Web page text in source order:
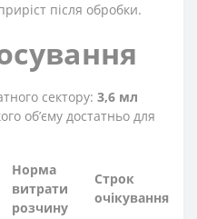
після обробки.
сектору: 3,6 мл
об’єму достатньо для
Норма
витрати
розчину
Строк
очікування